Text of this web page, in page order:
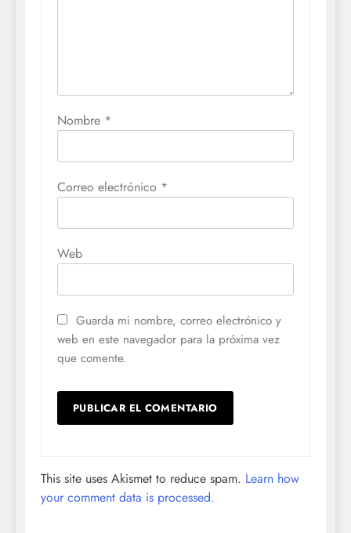
Nombre *
Correo electrónico *
Web
Guarda mi nombre, correo electrónico y
web en este navegador para la próxima vez
que comente.
This site uses Akismet to reduce spam. Learn how
your comment data is processed.